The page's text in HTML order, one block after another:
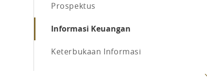
Prospektus
Informasi Keuangan
Keterbukaan Informasi